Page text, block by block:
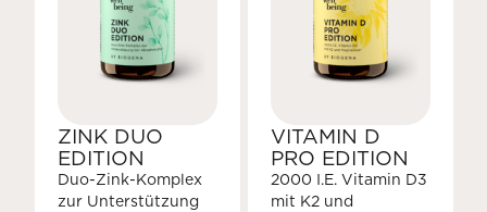
ZINK DUO
EDITION
Duo-Zink-Komplex
zur Unterstützung
VITAMIN D
PRO EDITION
2000 I.E. Vitamin D3
mit K2 und